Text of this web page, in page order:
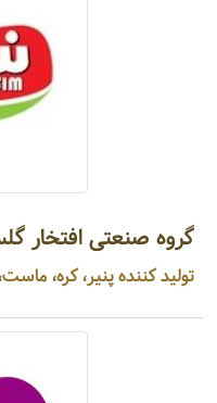
گروه صنعتی افتخار
تولید کننده پنیر، کره،